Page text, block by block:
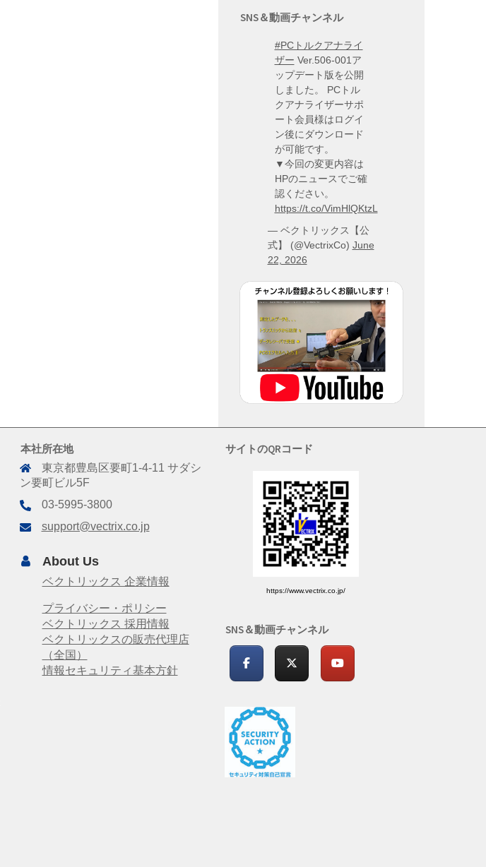
SNS＆動画チャンネル
#PCトルクアナライ
ザー Ver.506-001ア
ップデート版を公開
しました。 PCトル
クアナライザーサポ
ート会員様はログイ
ン後にダウンロード
が可能です。
▼今回の変更内容は
HPのニュースでご確
認ください。
https://t.co/VimHlQKtzL
— ベクトリックス【公
式】 (@VectrixCo) June
22, 2026
本社所在地
東京都豊島区要町1-4-11 サダシ
ン要町ビル5F
03-5995-3800
support@vectrix.co.jp
About Us
ベクトリックス 企業情報
プライバシー・ポリシー
ベクトリックス 採用情報
ベクトリックスの販売代理店
（全国）
情報セキュリティ基本方針
サイトのQRコード
https://www.vectrix.co.jp/
SNS＆動画チャンネル